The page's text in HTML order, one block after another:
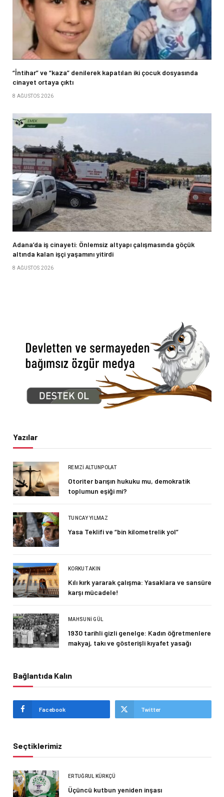
“İntihar” ve “kaza” denilerek kapatılan iki çocuk dosyasında
cinayet ortaya çıktı
8 AĞUSTOS 2026
Adana’da iş cinayeti: Önlemsiz altyapı çalışmasında göçük
altında kalan işçi yaşamını yitirdi
8 AĞUSTOS 2026
Yazılar
REMZI ALTUNPOLAT
Otoriter barışın hukuku mu, demokratik
toplumun eşiği mi?
TUNCAY YILMAZ
Yasa Teklifi ve “bin kilometrelik yol”
KORKUT AKIN
Kılı kırk yararak çalışma: Yasaklara ve sansüre
karşı mücadele!
MAHSUNI GÜL
1930 tarihli gizli genelge: Kadın öğretmenlere
makyaj, takı ve gösterişli kıyafet yasağı
Bağlantıda Kalın
Facebook Twitter
Seçtiklerimiz
ERTUĞRUL KÜRKÇÜ
Üçüncü kutbun yeniden inşası